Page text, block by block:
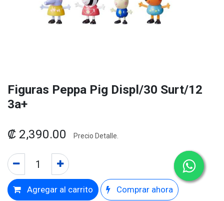
Figuras Peppa Pig Displ/30 Surt/12
3a+
₡ 2,390.00 Precio Detalle.
Agregar al carrito Comprar ahora